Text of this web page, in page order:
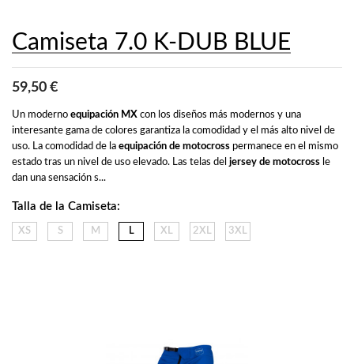
Camiseta 7.0 K-DUB BLUE
59,50 €
Un moderno equipación MX con los diseños más modernos y una
interesante gama de colores garantiza la comodidad y el más alto nivel de
uso. La comodidad de la equipación de motocross permanece en el mismo
estado tras un nivel de uso elevado. Las telas del jersey de motocross le
dan una sensación s...
Talla de la Camiseta:
XS S M L XL 2XL 3XL